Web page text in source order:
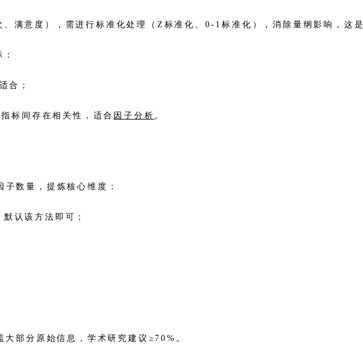
、满意度），需进行标准化处理（Z标准化、0-1标准化），消除量纲影响，这是
合；
标间存在相关性，适合 因子分析 。
子数量，提炼核心维度：
认该方法即可；
部分原始信息，学术研究建议≥70%。